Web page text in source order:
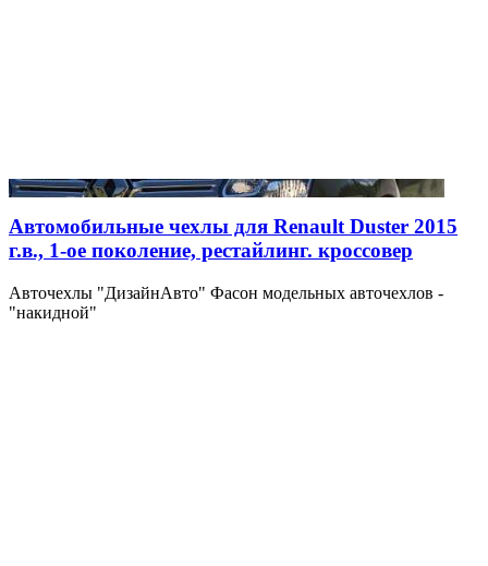
Автомобильные чехлы для Renault Duster 2015
г.в., 1-ое поколение, рестайлинг. кроссовер
Авточехлы "ДизайнАвто" Фасон модельных авточехлов -
"накидной"